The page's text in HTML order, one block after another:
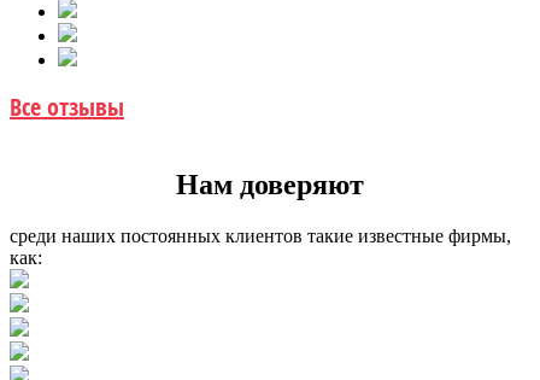
Все отзывы
Нам доверяют
среди наших постоянных клиентов такие известные фирмы,
как: